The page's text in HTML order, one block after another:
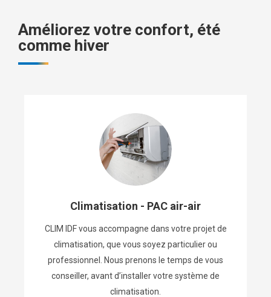
Améliorez votre confort, été
comme hiver
Climatisation - PAC air-air
CLIM IDF vous accompagne dans votre projet de
climatisation, que vous soyez particulier ou
professionnel. Nous prenons le temps de vous
conseiller, avant d’installer votre système de
climatisation.